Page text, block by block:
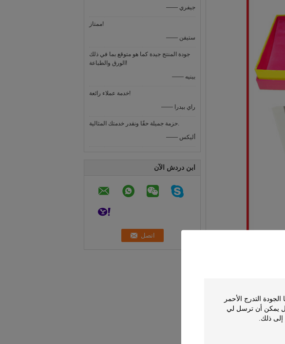
—— جيفري
ممتاز!
—— ستيفن
جودة المنتج جيدة كما هو متوقع بما في ذلك
الورق والطباعة!
—— بينيه
خدمة عملاء رائعة!
—— راي بيدرا
حزمة جميلة حقًا ونقدر خدمتك المثالية.
—— أليكس
ابن دردش الآن